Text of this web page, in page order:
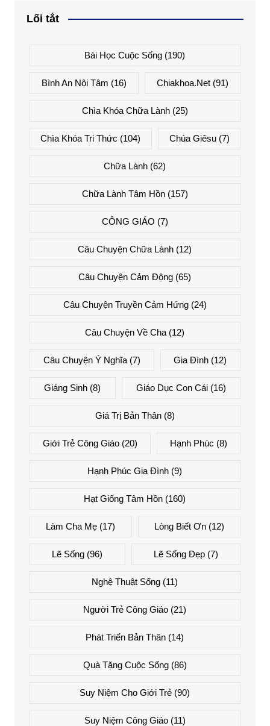
Lối tắt
Bài Học Cuộc Sống (190)
Bình An Nội Tâm (16) Chiakhoa.net (91)
Chìa Khóa Chữa Lành(25)
Chìa Khóa Tri Thức (104) Chúa Giêsu(7)
Chữa Lành (62)
Chữa Lành Tâm Hồn(157)
CÔNG GIÁO (7)
Câu Chuyện Chữa Lành (12)
Câu Chuyện Cảm Động (65)
Câu Chuyện Truyền Cảm Hứng(24)
Câu Chuyện Về Cha (12)
Câu Chuyện Ý Nghĩa(7) Gia Đình (12)
Giáng Sinh (8) Giáo Dục Con Cái(16)
Giá Trị Bản Thân(8)
Giới Trẻ Công Giáo(20) Hạnh Phúc (8)
Hạnh Phúc Gia Đình (9)
Hạt Giống Tâm Hồn (160)
Làm Cha Mẹ (17) Lòng Biết Ơn(12)
Lẽ Sống (96) Lẽ Sống Đẹp(7)
Nghệ Thuật Sống (11)
Người Trẻ Công Giáo (21)
Phát Triển Bản Thân (14)
Quà Tặng Cuộc Sống(86)
Suy Niệm Cho Giới Trẻ (90)
Suy Niệm Công Giáo(11)